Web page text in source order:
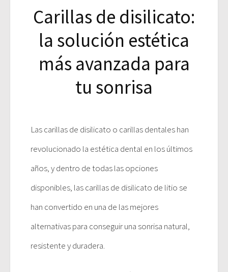
Carillas de disilicato:
la solución estética
más avanzada para
tu sonrisa
Las carillas de disilicato o carillas dentales han
revolucionado la estética dental en los últimos
años, y dentro de todas las opciones
disponibles, las carillas de disilicato de litio se
han convertido en una de las mejores
alternativas para conseguir una sonrisa natural,
resistente y duradera.